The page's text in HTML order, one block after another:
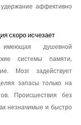
аффективно
скоро исчезает
душевной
системы памяти,
Мозг задействует
запасы только на
Происшествия без
незначимые и быстро